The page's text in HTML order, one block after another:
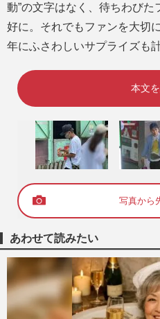
動”の文字はなく、待ちわび
好に。それでもファンを大切
年にふさわしいサプライズも
本文
写真から
あわせて読みたい